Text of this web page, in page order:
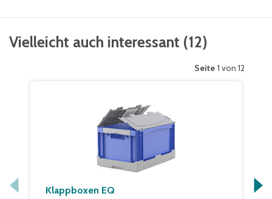
Vielleicht auch interessant (12)
Seite 1 von 12
Klappboxen EQ